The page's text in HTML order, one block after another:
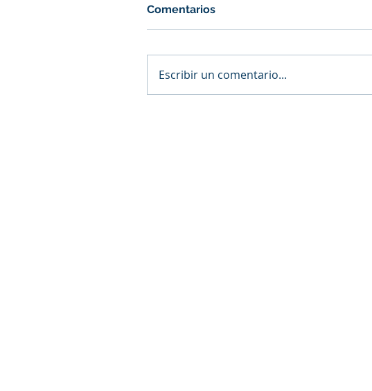
Comentarios
Escribir un comentario...